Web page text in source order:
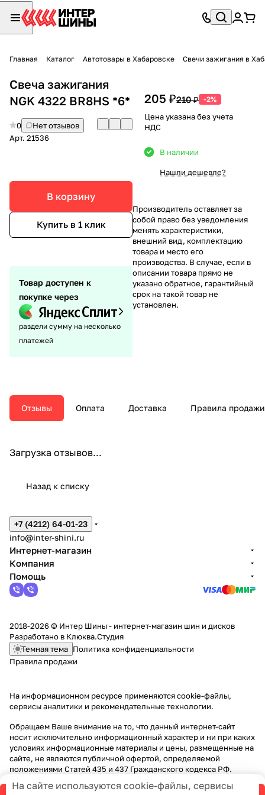
Главная Каталог Автотовары в Хабаровске Свечи зажигания в
Свеча зажигания
NGK 4322 BR8HS *6*
0
Нет отзывов
Арт. 21536
В корзину
Купить в 1 клик
Товар доступен к
покупке через
раздели сумму на несколько
платежей
205 ₽210 ₽ -2%
Цена указана без учета
НДС
В наличии
Нашли дешевле?
Производитель оставляет за
собой право без уведомления
менять характеристики,
внешний вид, комплектацию
товара и место его
производства. В случае, если в
описании товара прямо не
указано обратное, гарантийный
срок на такой товар не
установлен.
Отзывы Оплата Доставка Правила продажи
Загрузка отзывов...
Назад к списку
+7 (4212) 64-01-23
info@inter-shini.ru
Интернет-магазин
Компания
Помощь
2018-2026 © Интер Шины - интернет-магазин шин и дисков
Разработано в Клюква.Студия
Темная тема Политика конфиденциальности
Правила продажи
На информационном ресурсе применяютсяcookie-файлы,
сервисы аналитики и рекомендательные технологии.
Обращаем Ваше внимание на то, что данный интернет-сайт
носит исключительно информационный характер и ни при каких
условиях информационные материалы и цены, размещенные на
сайте, не являются публичной офертой, определяемой
положениями Статей 435 и 437 Гражданского кодекса РФ.
На сайте используются cookie-файлы, сервисы